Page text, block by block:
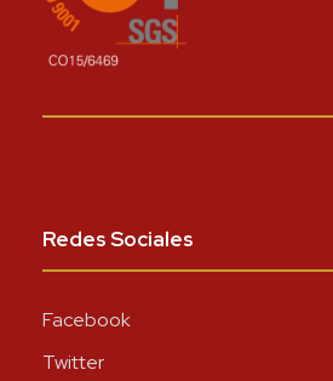
Redes Sociales
Facebook
Twitter